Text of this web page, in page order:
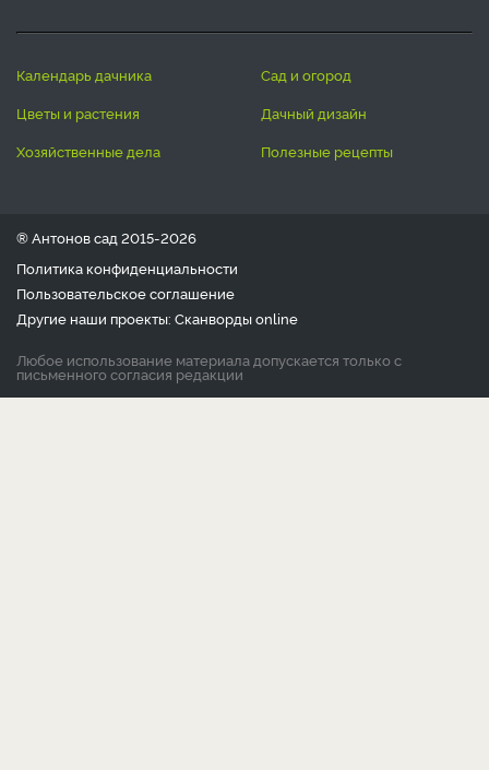
календарь дачника
сад и огород
цветы и растения
дачный дизайн
хозяйственные дела
полезные рецепты
® Антонов сад 2015-2026
Политика конфиденциальности
Пользовательское соглашение
Другие наши проекты: Сканвордыonline
Любое использование материала допускается только с
письменного согласия редакции